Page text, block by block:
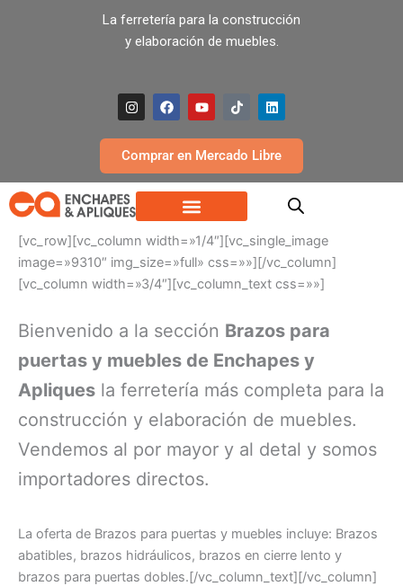
La ferretería para la construcción
y elaboración de muebles.
I
n
t
a
r
a
m
F
a
e
b
o
k
Y
o
t
u
e
T
i
t
o
L
i
k
e
i
Comprar en Mercado Libre
[vc_row][vc_column width=»1/4″][vc_single_image
image=»9310″ img_size=»full» css=»»][/vc_column]
[vc_column width=»3/4″][vc_column_text css=»»]
Bienvenido a la sección Brazos para
puertas y muebles de Enchapes y
Apliques la ferretería más completa para la
construcción y elaboración de muebles.
Vendemos al por mayor y al detal y somos
importadores directos.
La oferta de Brazos para puertas y muebles incluye: Brazos
abatibles, brazos hidráulicos, brazos en cierre lento y
brazos para puertas dobles.[/vc_column_text][/vc_column]